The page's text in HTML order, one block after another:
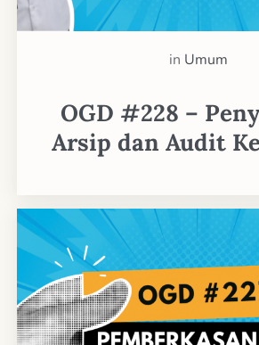
in Umum
OGD #228 –
Arsip dan Audit